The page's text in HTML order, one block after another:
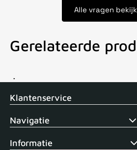
Alle vragen
Gerelateerde
Voor 15uur besteld, zelfde dag
Klantenservice
Navigatie
Informatie